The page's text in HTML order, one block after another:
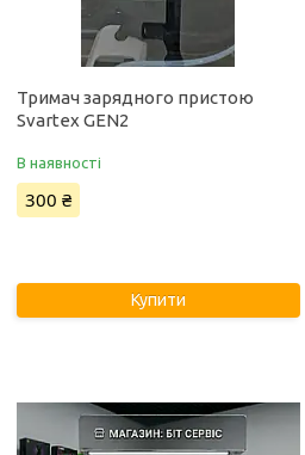
Тримач зарядного пристою
Svartex GEN2
В наявності
300 ₴
Купити